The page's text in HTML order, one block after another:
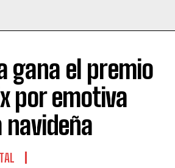
gana el premio
por emotiva